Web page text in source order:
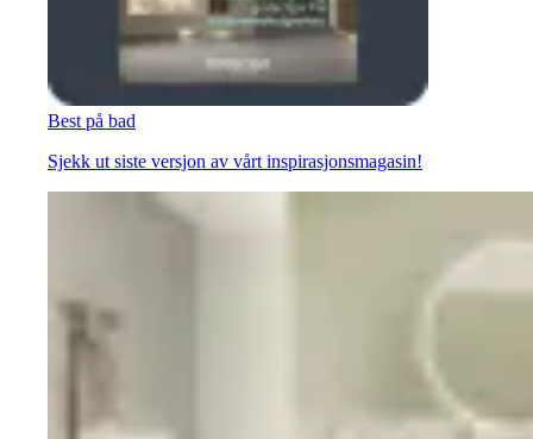
Best på bad
Sjekk ut siste versjon av vårt inspirasjonsmagasin!